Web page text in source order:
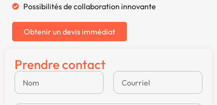
Possibilités de collaboration innovante
Obtenir un devis immédiat
Prendre contact